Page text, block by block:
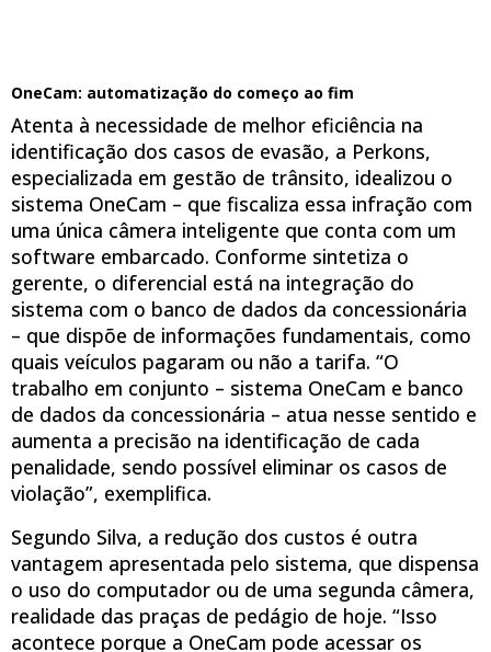
OneCam: automatização do começo ao fim
Atenta à necessidade de melhor eficiência na
identificação dos casos de evasão, a Perkons,
especializada em gestão de trânsito, idealizou o
sistema OneCam – que fiscaliza essa infração com
uma única câmera inteligente que conta com um
software embarcado. Conforme sintetiza o
gerente, o diferencial está na integração do
sistema com o banco de dados da concessionária
– que dispõe de informações fundamentais, como
quais veículos pagaram ou não a tarifa. “O
trabalho em conjunto – sistema OneCam e banco
de dados da concessionária – atua nesse sentido e
aumenta a precisão na identificação de cada
penalidade, sendo possível eliminar os casos de
violação”, exemplifica.
Segundo Silva, a redução dos custos é outra
vantagem apresentada pelo sistema, que dispensa
o uso do computador ou de uma segunda câmera,
realidade das praças de pedágio de hoje. “Isso
acontece porque a OneCam pode acessar os